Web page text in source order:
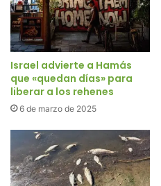
Israel advierte a Hamás
que «quedan días» para
liberar a los rehenes
6 de marzo de 2025